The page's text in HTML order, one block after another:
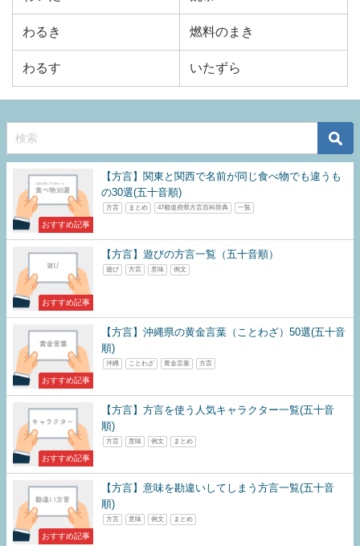
わるき 燃料のまき
わるす いたずら
おすすめ記事
【方言】関東と関西で名前が同じ食べ物でも違うも
の30選(五十音順)
方言 まとめ 47都道府県方言百科辞典 一覧
おすすめ記事
【方言】遊びの方言一覧（五十音順）
遊び 方言 意味 例文
おすすめ記事
【方言】沖縄県の黄金言葉（ことわざ）50選(五十音
順)
沖縄 ことわざ 黄金言葉 方言
おすすめ記事
【方言】方言を使う人気キャラクター一覧(五十音
順)
方言 意味 例文 まとめ
おすすめ記事
【方言】意味を勘違いしてしまう方言一覧(五十音
順)
方言 意味 例文 まとめ